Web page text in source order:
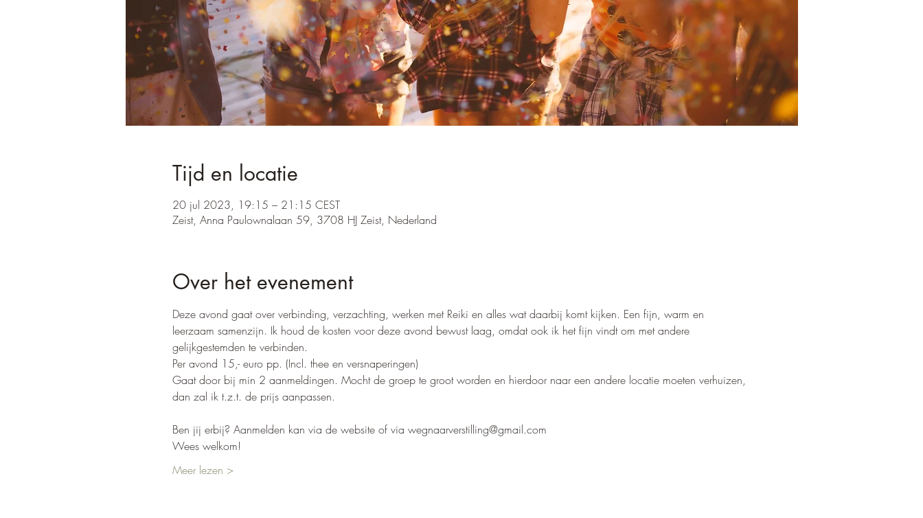
Tijd en locatie
20 jul 2023, 19:15 – 21:15 CEST
Zeist, Anna Paulownalaan 59, 3708 HJ Zeist, Nederland
Over het evenement
Deze avond gaat over verbinding, verzachting, werken met Reiki en alles wat daarbij komt kijken. Een fijn, warm en
leerzaam samenzijn. Ik houd de kosten voor deze avond bewust laag, omdat ook ik het fijn vindt om met andere
gelijkgestemden te verbinden.
Per avond 15,- euro pp. (Incl. thee en versnaperingen)
Gaat door bij min 2 aanmeldingen. Mocht de groep te groot worden en hierdoor naar een andere locatie moeten verhuizen,
dan zal ik t.z.t. de prijs aanpassen.
Ben jij erbij? Aanmelden kan via de website of via wegnaarverstilling@gmail.com
Wees welkom!
Meer lezen >